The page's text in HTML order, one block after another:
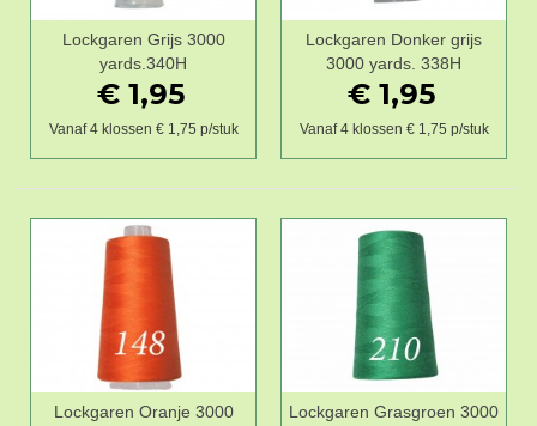
Lockgaren Grijs 3000
yards.340H
€ 1,95
Vanaf 4 klossen € 1,75 p/stuk
Lockgaren Donker grijs
3000 yards. 338H
€ 1,95
Vanaf 4 klossen € 1,75 p/stuk
Lockgaren Oranje 3000
Lockgaren Grasgroen 3000